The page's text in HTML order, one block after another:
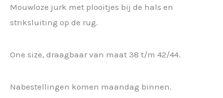
prijs
was:
€ 39,95.
prijs
is:
€ 19,95.
Mouwloze jurk met plooitjes bij de hals en
striksluiting op de rug.
One size, draagbaar van maat 38 t/m 42/44.
Nabestellingen komen maandag binnen.